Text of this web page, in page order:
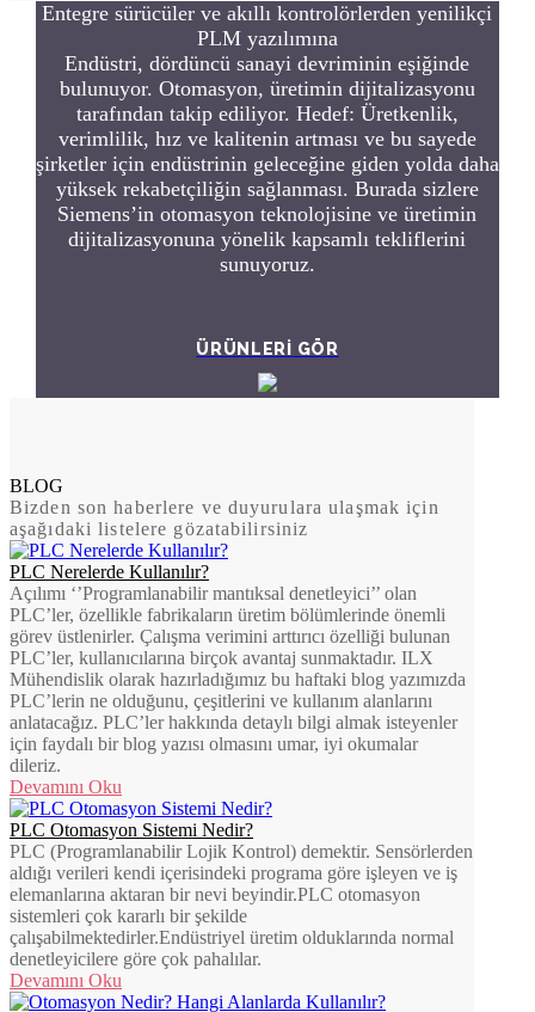
Entegre sürücüler ve akıllı kontrolörlerden yenilikçi
PLM yazılımına
Endüstri, dördüncü sanayi devriminin eşiğinde
bulunuyor. Otomasyon, üretimin dijitalizasyonu
tarafından takip ediliyor. Hedef: Üretkenlik,
verimlilik, hız ve kalitenin artması ve bu sayede
şirketler için endüstrinin geleceğine giden yolda daha
yüksek rekabetçiliğin sağlanması. Burada sizlere
Siemens’in otomasyon teknolojisine ve üretimin
dijitalizasyonuna yönelik kapsamlı tekliflerini
sunuyoruz.
ÜRÜNLERİ GÖR
BLOG
Bizden son haberlere ve duyurulara ulaşmak için
aşağıdaki listelere gözatabilirsiniz
PLC Nerelerde Kullanılır?
Açılımı ‘’Programlanabilir mantıksal denetleyici’’ olan
PLC’ler, özellikle fabrikaların üretim bölümlerinde önemli
görev üstlenirler. Çalışma verimini arttırıcı özelliği bulunan
PLC’ler, kullanıcılarına birçok avantaj sunmaktadır. ILX
Mühendislik olarak hazırladığımız bu haftaki blog yazımızda
PLC’lerin ne olduğunu, çeşitlerini ve kullanım alanlarını
anlatacağız. PLC’ler hakkında detaylı bilgi almak isteyenler
için faydalı bir blog yazısı olmasını umar, iyi okumalar
dileriz.
Devamını Oku
PLC Otomasyon Sistemi Nedir?
PLC (Programlanabilir Lojik Kontrol) demektir. Sensörlerden
aldığı verileri kendi içerisindeki programa göre işleyen ve iş
elemanlarına aktaran bir nevi beyindir.PLC otomasyon
sistemleri çok kararlı bir şekilde
çalışabilmektedirler.Endüstriyel üretim olduklarında normal
denetleyicilere göre çok pahalılar.
Devamını Oku